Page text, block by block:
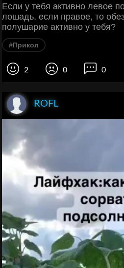
Если у тебя активно левое
лошадь, если правое, то
полушарие активно у тебя?
#Прикол
2 0 0
ROFL